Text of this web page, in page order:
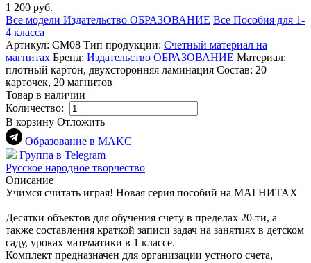
1 200 руб.
Все модели Издательство ОБРАЗОВАНИЕ Все Пособия для 1-
4 класса
Артикул: СМ08 Тип продукции: Счетный материал на
магнитах Бренд: Издательство ОБРАЗОВАНИЕ Материал:
плотный картон, двухсторонняя ламинация Состав: 20
карточек, 20 магнитов
Товар в наличии
Количество:
В корзину Отложить
Образование в МАKC
Группа в Telegram
Русское народное творчество
Описание
Учимся считать играя! Новая серия пособий на МАГНИТАХ
Десятки объектов для обучения счету в пределах 20-ти, а
также составления краткой записи задач на занятиях в детском
саду, уроках математики в 1 классе.
Комплект предназначен для организации устного счета,